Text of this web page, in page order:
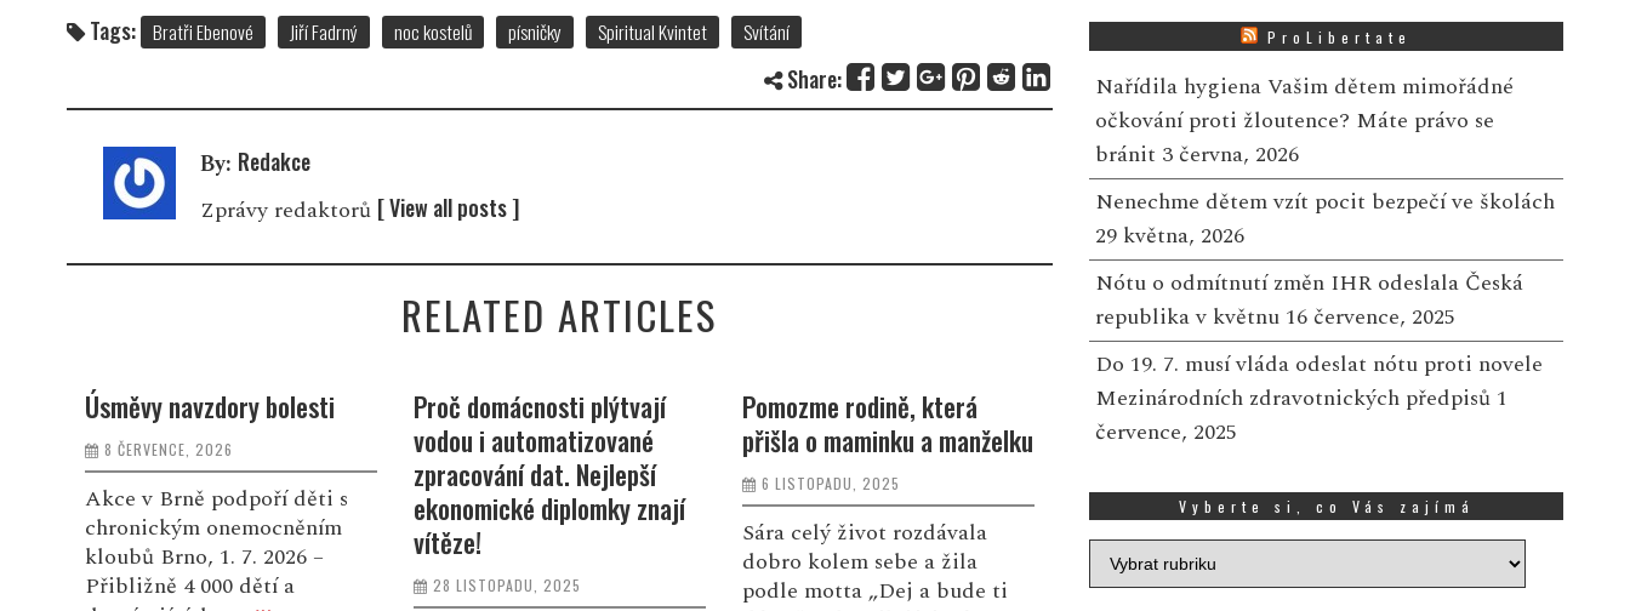
Tags: Bratři Ebenové Jiří Fadrný noc kostelů písničky Spiritual Kvintet Svítání
Share:
By: Redakce
Zprávy redaktorů [ View all posts ]
RELATED ARTICLES
Proč domácnosti plýtvají
vodou i automatizované
zpracování dat. Nejlepší
ekonomické diplomky znají
vítěze!
28 LISTOPADU, 2025
Pomozme rodině, která
přišla o maminku a manželku
6 LISTOPADU, 2025
Sára celý život rozdávala
dobro kolem sebe a žila
podle motta „Dej a bude ti
Mezinárodní den vodíku a
palivových článků připomíná
potenciál nejlehčího prvku
ve vesmíru
12 ŘÍJNA, 2025
Česká vodíková
Zlatý žeton přinesl radost,
zákazníci Tesco rozdělili
Za zajímavé
27 ČERVNA, 2025
Shrnutí: ročník
Atlas Copco Services
ProLibertate
Nařídila hygiena Vašim dětem mimořádné
očkování proti žloutence? Máte právo se
bránit 3 června, 2026
Nenechme dětem vzít pocit bezpečí ve školách
29 května, 2026
Nótu o odmítnutí změn IHR odeslala Česká
republika v květnu 16 července, 2025
Do 19. 7. musí vláda odeslat nótu proti novele
Mezinárodních zdravotnických předpisů 1
července, 2025
Vyberte si, co Vás zajímá
Vyberte
si,